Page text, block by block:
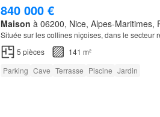
840 000 €
Maison à 06200, Nice, Alpes-Maritimes,
Située sur les collines niçoises, dans le secteur
5 pièces
141 m²
Parking Cave Terrasse Piscine Jardin